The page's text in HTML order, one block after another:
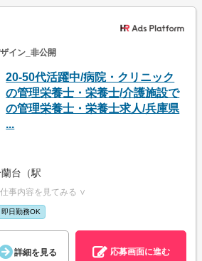
イン_非公開
20-50代活躍中/病院・クリニック
の管理栄養士・栄養士/介護施設で
の管理栄養士・栄養士求人/兵庫県
...
台（駅
仕事内容を見てみる ∨
即日勤務OK
詳細を見る 応募画面に進む